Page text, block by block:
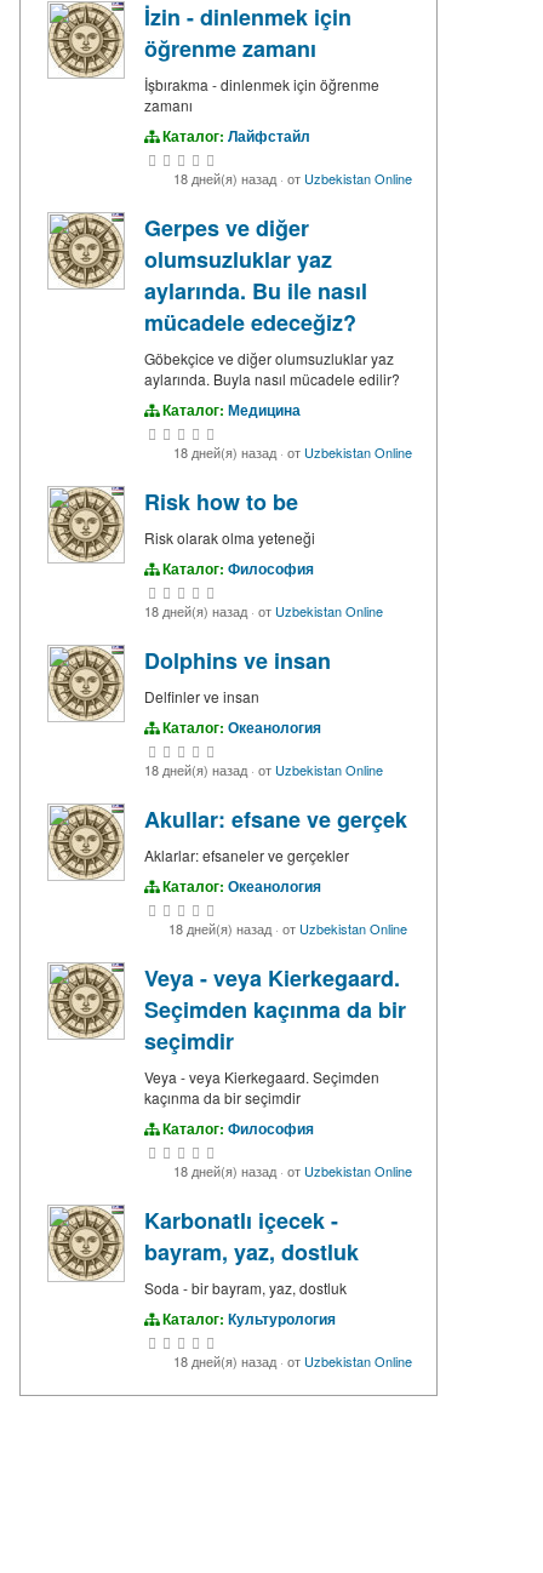
İzin - dinlenmek için
öğrenme zamanı
İşbırakma - dinlenmek için öğrenme
zamanı
Каталог: Лайфстайл
18 дней(я) назад· от Uzbekistan Online
Gerpes ve diğer
olumsuzluklar yaz
aylarında. Bu ile nasıl
mücadele edeceğiz?
Göbekçice ve diğer olumsuzluklar yaz
aylarında. Buyla nasıl mücadele edilir?
Каталог: Медицина
18 дней(я) назад· от Uzbekistan Online
Risk how to be
Risk olarak olma yeteneği
Каталог: Философия
18 дней(я) назад· от Uzbekistan Online
Dolphins ve insan
Delfinler ve insan
Каталог: Океанология
18 дней(я) назад· от Uzbekistan Online
Akullar: efsane ve gerçek
Aklarlar: efsaneler ve gerçekler
Каталог: Океанология
18 дней(я) назад· от Uzbekistan Online
Veya - veya Kierkegaard.
Seçimden kaçınma da bir
seçimdir
Veya - veya Kierkegaard. Seçimden
kaçınma da bir seçimdir
Каталог: Философия
18 дней(я) назад· от Uzbekistan Online
Karbonatlı içecek -
bayram, yaz, dostluk
Soda - bir bayram, yaz, dostluk
Каталог: Культурология
18 дней(я) назад· от Uzbekistan Online